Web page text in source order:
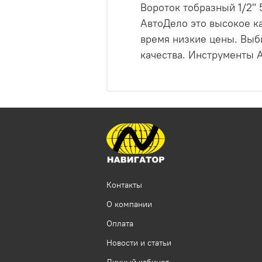
Вороток тобразный 1/
АвтоДело это высокое
время низкие цены.
качества. Инструменты
Контакты
О компании
Оплата
Новости и статьи